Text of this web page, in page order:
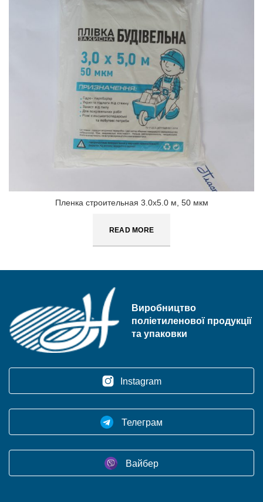
Пленка строительная 3.0х5.0 м, 50 мкм
READ MORE
Виробництво
поліетиленової продукції
та упаковки
Instagram
Телеграм
Вайбер